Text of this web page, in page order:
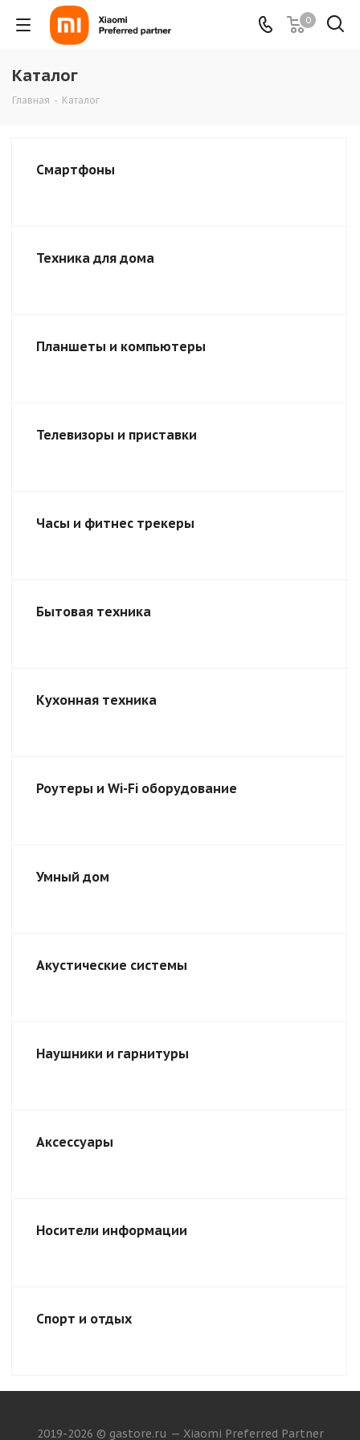
0
Каталог
Главная - Каталог
Смартфоны
Техника для дома
Планшеты и компьютеры
Телевизоры и приставки
Часы и фитнес трекеры
Бытовая техника
Кухонная техника
Роутеры и Wi-Fi оборудование
Умный дом
Акустические системы
Наушники и гарнитуры
Аксессуары
Носители информации
Спорт и отдых
2019-2026 © gastore.ru — Xiaomi Preferred Partner